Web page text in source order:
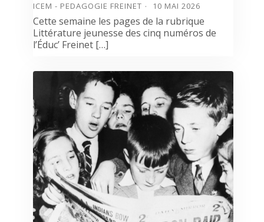
ICEM - PEDAGOGIE FREINET 10 MAI 2026
Cette semaine les pages de la rubrique
Littérature jeunesse des cinq numéros de
l’Éduc’ Freinet […]